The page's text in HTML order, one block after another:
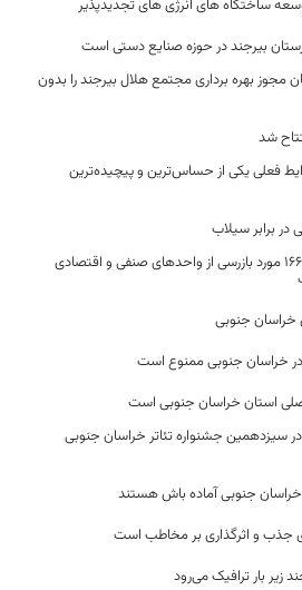
ساختگاه های انرژی های تجدیدپذیر
مجوز بهره برداری مجتمع هلال بیرجند را بدون
شد
فعلی یکی از حساس‌ترین و پیچیده‌ترین
در برابر سیلاب
از ابتدای سال تاکنون 15 هزار و 166 مورد بازرسی از واحدهای صنفی و اقتصادی
در خراسان جنوبی ممنوع است
استان خراسان جنوبی است
سیزدهمین جشنواره تئاتر خراسان جنوبی
جنوبی آماده باش هستند
جذب و اثرگذاری بر مخاطب است